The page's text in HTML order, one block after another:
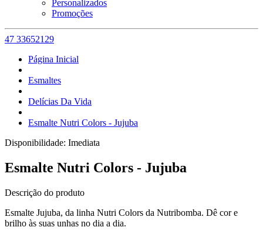
Personalizados
Promoções
47 33652129
Página Inicial
Esmaltes
Delícias Da Vida
Esmalte Nutri Colors - Jujuba
Disponibilidade: Imediata
Esmalte Nutri Colors - Jujuba
Descrição do produto
Esmalte Jujuba, da linha Nutri Colors da Nutribomba. Dê cor e
brilho às suas unhas no dia a dia.